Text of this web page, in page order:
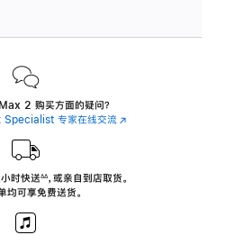
2 购买方面的疑问？
专家在线交流(在
中
时快送∆∆， 或亲自到店取货。
均可享免费送货。